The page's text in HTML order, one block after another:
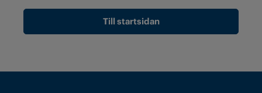
Till startsidan